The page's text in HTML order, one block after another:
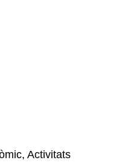
Activitats